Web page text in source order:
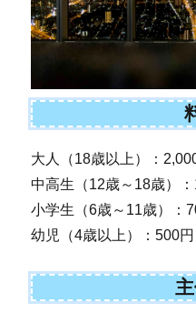
大人（18歳以上）：
中高生（12歳～18歳）：
小学生（6歳～11歳）：
幼児（4歳以上）：500円